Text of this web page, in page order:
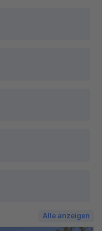
Alle anzeigen